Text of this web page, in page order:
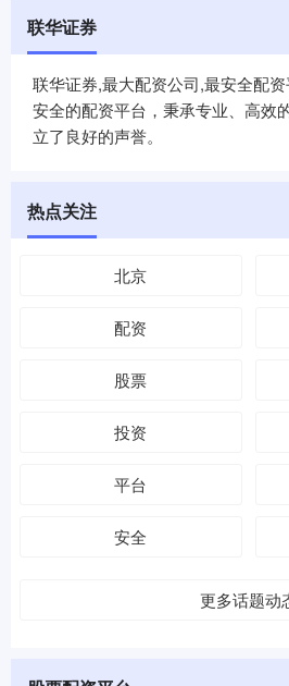
联华证券
联华证券,最大配资公司,最安全配
安全的配资平台，秉承专业、高效
立了良好的声誉。
热点关注
北京
配资
股票
投资
平台
安全
更多话题动